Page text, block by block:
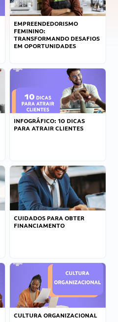
EMPREENDEDORISMO
FEMININO:
TRANSFORMANDO DESAFIOS
EM OPORTUNIDADES
INFOGRÁFICO: 10 DICAS
PARA ATRAIR CLIENTES
CUIDADOS PARA OBTER
FINANCIAMENTO
CULTURA ORGANIZACIONAL